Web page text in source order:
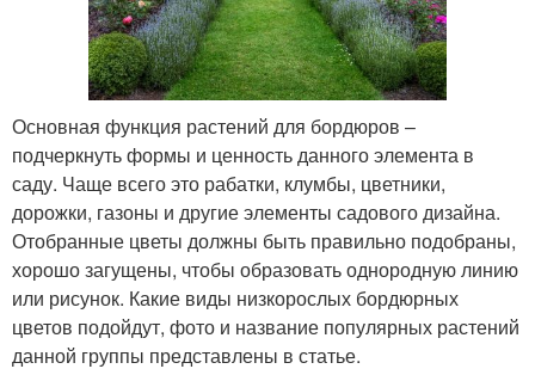
Основная функция растений для бордюров –
подчеркнуть формы и ценность данного элемента в
саду. Чаще всего это рабатки, клумбы, цветники,
дорожки, газоны и другие элементы садового дизайна.
Отобранные цветы должны быть правильно подобраны,
хорошо загущены, чтобы образовать однородную линию
или рисунок. Какие виды низкорослых бордюрных
цветов подойдут, фото и название популярных растений
данной группы представлены в статье.